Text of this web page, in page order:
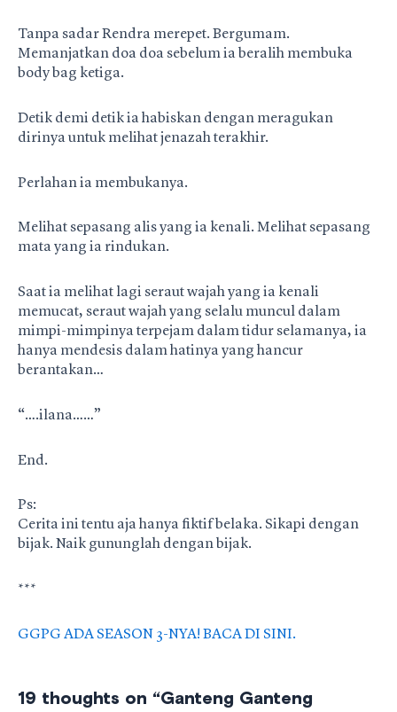
Tanpa sadar Rendra merepet. Bergumam.
Memanjatkan doa doa sebelum ia beralih membuka
body bag ketiga.
Detik demi detik ia habiskan dengan meragukan
dirinya untuk melihat jenazah terakhir.
Perlahan ia membukanya.
Melihat sepasang alis yang ia kenali. Melihat sepasang
mata yang ia rindukan.
Saat ia melihat lagi seraut wajah yang ia kenali
memucat, seraut wajah yang selalu muncul dalam
mimpi-mimpinya terpejam dalam tidur selamanya, ia
hanya mendesis dalam hatinya yang hancur
berantakan…
“….ilana……”
End.
Ps:
Cerita ini tentu aja hanya fiktif belaka. Sikapi dengan
bijak. Naik gununglah dengan bijak.
***
GGPG ADA SEASON 3-NYA! BACA DI SINI.
19 thoughts on “Ganteng Ganteng